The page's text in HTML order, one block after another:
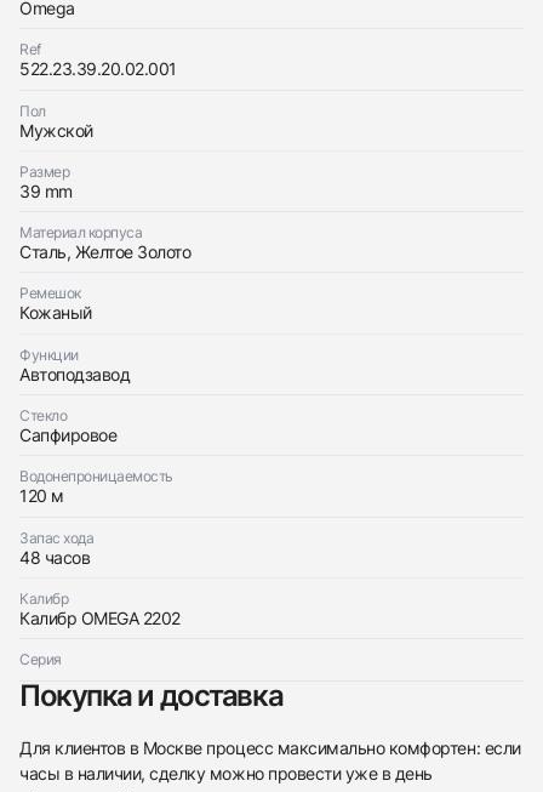
Omega
Ref
522.23.39.20.02.001
Пол
Мужской
Размер
39 mm
Материал корпуса
Сталь, Желтое Золото
Ремешок
Кожаный
Функции
Автоподзавод
Стекло
Сапфировое
Водонепроницаемость
120 м
Запас хода
48 часов
Калибр
Калибр OMEGA 2202
Серия
Покупка и доставка
Для клиентов в Москве процесс максимально комфортен: если
часы в наличии, сделку можно провести уже в день
Оставьте ваши контактные данные и мы свяжемся
$3,650
Трейд-ин часов
с вами